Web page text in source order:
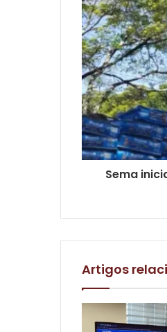
Sema
Artigos